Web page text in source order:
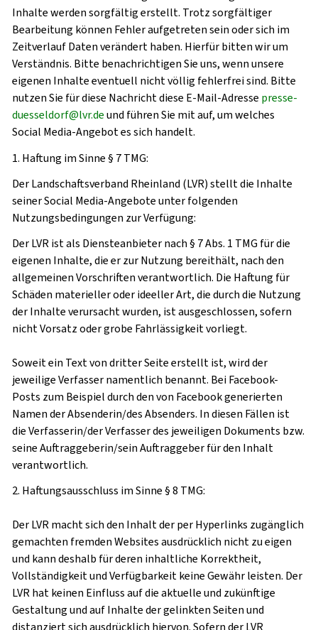
Inhalte werden sorgfältig erstellt. Trotz sorgfältiger
Bearbeitung können Fehler aufgetreten sein oder sich im
Zeitverlauf Daten verändert haben. Hierfür bitten wir um
Verständnis. Bitte benachrichtigen Sie uns, wenn unsere
eigenen Inhalte eventuell nicht völlig fehlerfrei sind. Bitte
nutzen Sie für diese Nachricht diese E-Mail-Adresse presse-
duesseldorf@lvr.deund führen Sie mit auf, um welches
Social Media-Angebot es sich handelt.
1. Haftung im Sinne § 7 TMG:
Der Landschaftsverband Rheinland (LVR) stellt die Inhalte
seiner Social Media-Angebote unter folgenden
Nutzungsbedingungen zur Verfügung:
Der LVR ist als Diensteanbieter nach § 7 Abs. 1 TMG für die
eigenen Inhalte, die er zur Nutzung bereithält, nach den
allgemeinen Vorschriften verantwortlich. Die Haftung für
Schäden materieller oder ideeller Art, die durch die Nutzung
der Inhalte verursacht wurden, ist ausgeschlossen, sofern
nicht Vorsatz oder grobe Fahrlässigkeit vorliegt.
Soweit ein Text von dritter Seite erstellt ist, wird der
jeweilige Verfasser namentlich benannt. Bei Facebook-
Posts zum Beispiel durch den von Facebook generierten
Namen der Absenderin/des Absenders. In diesen Fällen ist
die Verfasserin/der Verfasser des jeweiligen Dokuments bzw.
seine Auftraggeberin/sein Auftraggeber für den Inhalt
verantwortlich.
2. Haftungsausschluss im Sinne § 8 TMG:
Der LVR macht sich den Inhalt der per Hyperlinks zugänglich
gemachten fremden Websites ausdrücklich nicht zu eigen
und kann deshalb für deren inhaltliche Korrektheit,
Vollständigkeit und Verfügbarkeit keine Gewähr leisten. Der
LVR hat keinen Einfluss auf die aktuelle und zukünftige
Gestaltung und auf Inhalte der gelinkten Seiten und
distanziert sich ausdrücklich hiervon. Sofern der LVR